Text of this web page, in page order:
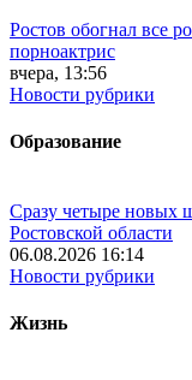
Ростов обогнал все
порноактрис
вчера, 13:56
Новости рубрики
Образование
Сразу четыре новых
Ростовской области
06.08.2026 16:14
Новости рубрики
Жизнь